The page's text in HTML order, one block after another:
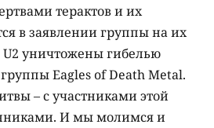
терактов и их
в заявлении группы на их
уничтожены гибелью
Eagles of Death Metal.
– с участниками этой
И мы молимся и